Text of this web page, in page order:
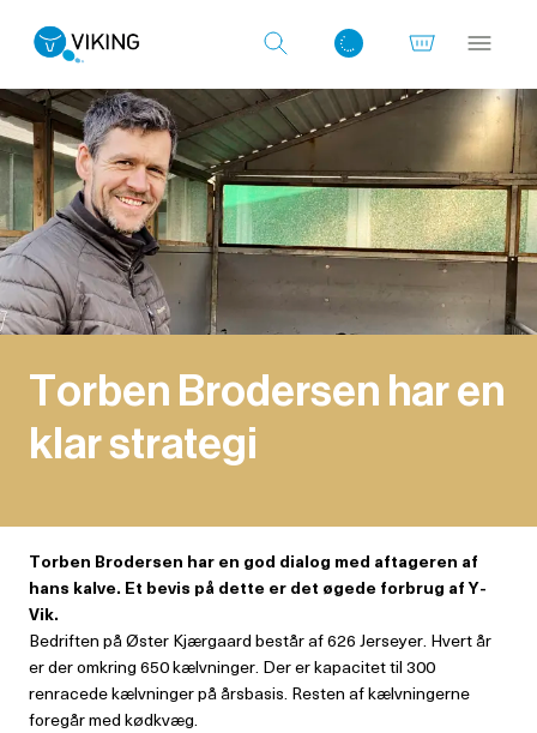
Log ind med det samme
Torben Brodersen har en
klar strategi
Torben Brodersen har en god dialog med aftageren af
hans kalve. Et bevis på dette er det øgede forbrug af Y-
Vik.
Bedriften på Øster Kjærgaard består af 626 Jerseyer. Hvert år
er der omkring 650 kælvninger. Der er kapacitet til 300
renracede kælvninger på årsbasis. Resten af kælvningerne
foregår med kødkvæg.